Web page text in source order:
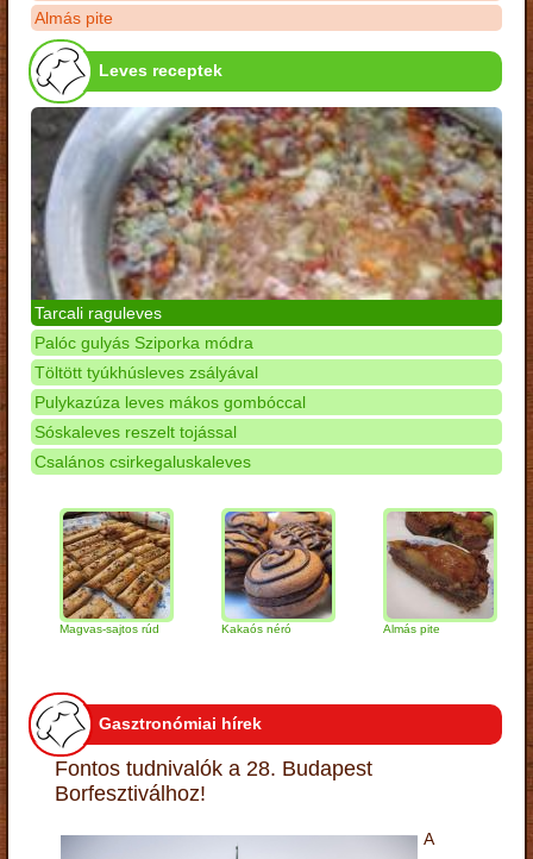
Almás pite
Leves receptek
Tarcali raguleves
Palóc gulyás Sziporka módra
Töltött tyúkhúsleves zsályával
Pulykazúza leves mákos gombóccal
Sóskaleves reszelt tojással
Csalános csirkegaluskaleves
Magvas-sajtos rúd Kakaós néró Almás pite
Gasztronómiai hírek
Fontos tudnivalók a 28. Budapest
Borfesztiválhoz!
A